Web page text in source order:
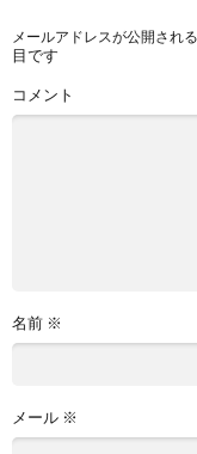
メールアドレスが公開され
目です
コメント
名前 ※
メール ※